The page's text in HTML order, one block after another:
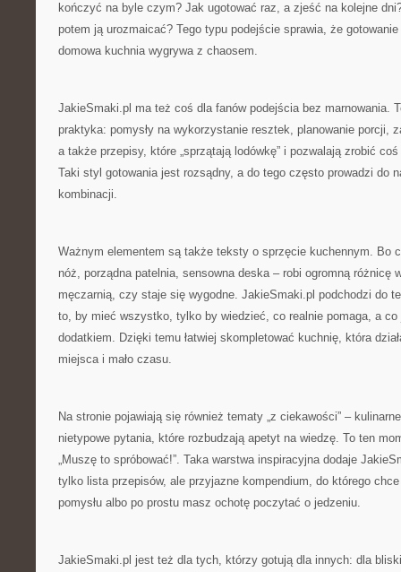
kończyć na byle czym? Jak ugotować raz, a zjeść na kolejne
potem ją urozmaicać? Tego typu podejście sprawia, że
domowa kuchnia wygrywa z chaosem.
JakieSmaki.pl ma też coś dla fanów podejścia bez marnowania.
praktyka: pomysły na wykorzystanie resztek, planowanie porcji,
a także przepisy, które „sprzątają lodówkę” i pozwalają zrobić
Taki styl gotowania jest rozsądny, a do tego często prowadzi do
kombinacji.
Ważnym elementem są także teksty o sprzęcie kuchennym. Bo
nóż, porządna patelnia, sensowna deska – robi ogromną różnicę
męczarnią, czy staje się wygodne. JakieSmaki.pl podchodzi do
to, by mieć wszystko, tylko by wiedzieć, co realnie pomaga, a
dodatkiem. Dzięki temu łatwiej skompletować kuchnię, która
miejsca i mało czasu.
Na stronie pojawiają się również tematy „z ciekawości” –
nietypowe pytania, które rozbudzają apetyt na wiedzę. To ten
„Muszę to spróbować!”. Taka warstwa inspiracyjna dodaje
tylko lista przepisów, ale przyjazne kompendium, do którego
pomysłu albo po prostu masz ochotę poczytać o jedzeniu.
JakieSmaki.pl jest też dla tych, którzy gotują dla innych: dla